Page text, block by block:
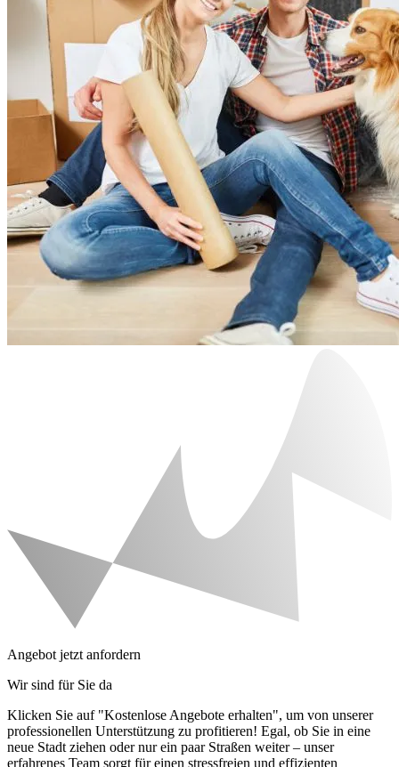
Angebot jetzt anfordern
Wir sind für Sie da
Klicken Sie auf "Kostenlose Angebote erhalten", um von unserer
professionellen Unterstützung zu profitieren! Egal, ob Sie in eine
neue Stadt ziehen oder nur ein paar Straßen weiter – unser
erfahrenes Team sorgt für einen stressfreien und effizienten